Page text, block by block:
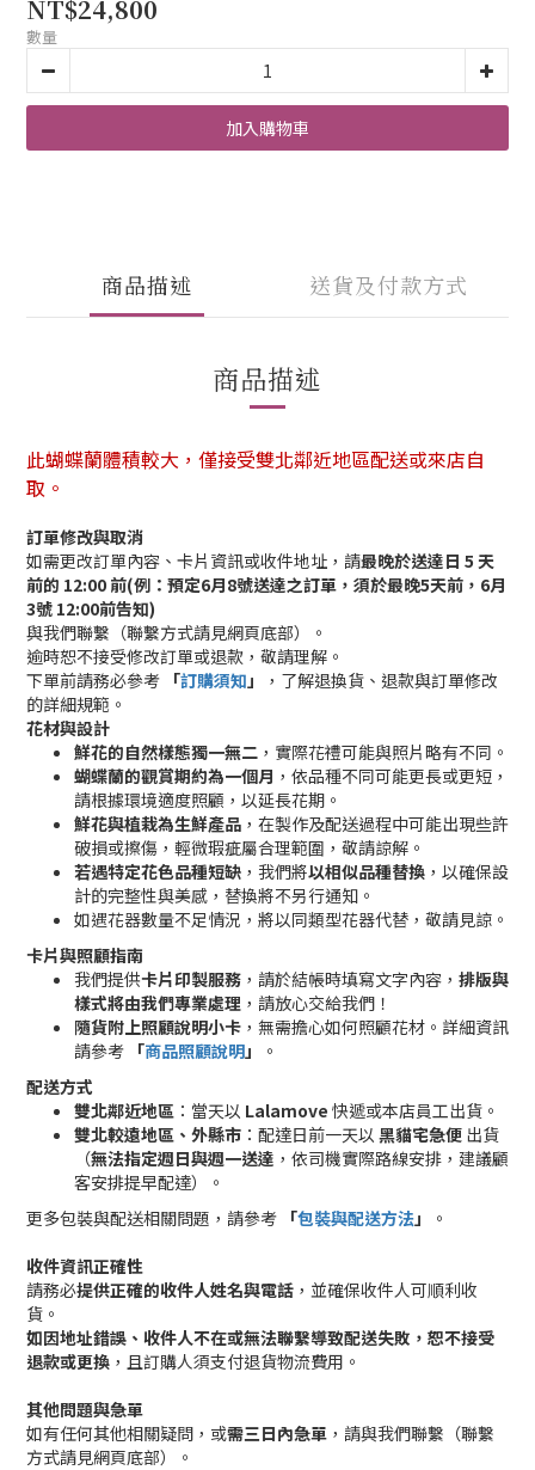
NT$24,800
數量
加入購物車
商品描述 送貨及付款方式
商品描述
此蝴蝶蘭體積較大，僅接受雙北鄰近地區配送或來店自
取。
訂單修改與取消
如需更改訂單內容、卡片資訊或收件地址，請最晚於送達日 5 天
前的 12:00 前(例：預定6月8號送達之訂單，須於最晚5天前，6月
3號 12:00前告知)
與我們聯繫（聯繫方式請見網頁底部）。
逾時恕不接受修改訂單或退款，敬請理解。
下單前請務必參考 「訂購須知」
，了解退換貨、退款與訂單修改
的詳細規範。
花材與設計
鮮花的自然樣態獨一無二 ，實際花禮可能與照片略有不同。
蝴蝶蘭的觀賞期約為一個月 ，依品種不同可能更長或更短，
請根據環境適度照顧，以延長花期。
鮮花與植栽為生鮮產品 ，在製作及配送過程中可能出現些許
破損或擦傷，輕微瑕疵屬合理範圍，敬請諒解。
若遇特定花色品種短缺 ，我們將以相似品種替換 ，以確保設
計的完整性與美感，替換將不另行通知。
如遇花器數量不足情況，將以同類型花器代替，敬請見諒。
卡片與照顧指南
我們提供卡片印製服務 ，請於結帳時填寫文字內容， 排版與
樣式將由我們專業處理 ，請放心交給我們！
隨貨附上照顧說明小卡 ，無需擔心如何照顧花材。詳細資訊
請參考 「商品照顧說明」
。
配送方式
雙北鄰近地區 ：當天以 Lalamove 快遞或本店員工出貨。
雙北較遠地區、外縣市 ：配達日前一天以 黑貓宅急便 出貨
（無法指定週日與週一送達 ，依司機實際路線安排，建議顧
客安排提早配達）。
更多包裝與配送相關問題，請參考 「包裝與配送方法」
。
收件資訊正確性
請務必提供正確的收件人姓名與電話 ，並確保收件人可順利收
貨。
如因地址錯誤、收件人不在或無法聯繫導致配送失敗，恕不接受
退款或更換 ，且訂購人須支付退貨物流費用。
其他問題與急單
如有任何其他相關疑問，或需三日內急單 ，請與我們聯繫（聯繫
方式請見網頁底部）。